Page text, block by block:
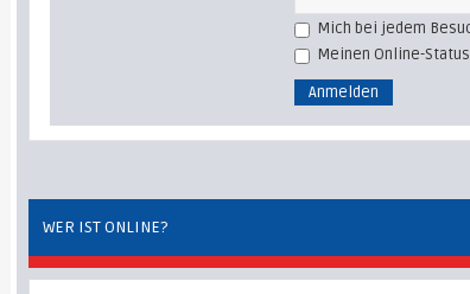
Mich bei jedem
Meinen Online-
WER IST ONLINE?